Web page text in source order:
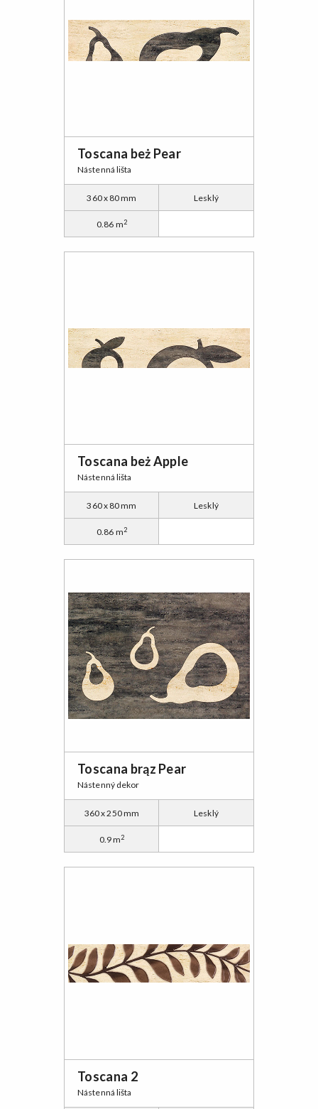
Toscana beż Pear
Nástenná lišta
360 x 80 mm Lesklý
0.86 m2
Toscana beż Apple
Nástenná lišta
360 x 80 mm Lesklý
0.86 m2
Toscana brąz Pear
Nástenný dekor
360 x 250 mm Lesklý
0.9 m2
Toscana 2
Nástenná lišta